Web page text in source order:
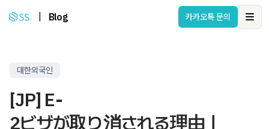
Blog 카카오톡 문의
대한외국인
[JP] E-
2ビザが取り消される理由｜